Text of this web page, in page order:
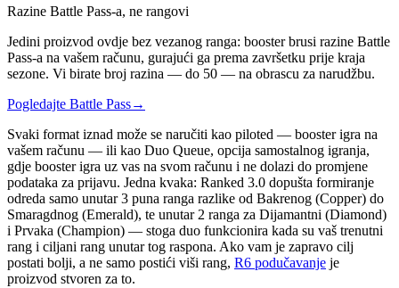
Razine Battle Pass-a, ne rangovi
Jedini proizvod ovdje bez vezanog ranga: booster brusi razine Battle
Pass-a na vašem računu, gurajući ga prema završetku prije kraja
sezone. Vi birate broj razina — do 50 — na obrascu za narudžbu.
Pogledajte Battle Pass→
Svaki format iznad može se naručiti kao piloted — booster igra na
vašem računu — ili kao Duo Queue, opcija samostalnog igranja,
gdje booster igra uz vas na svom računu i ne dolazi do promjene
podataka za prijavu. Jedna kvaka: Ranked 3.0 dopušta formiranje
odreda samo unutar 3 puna ranga razlike od Bakrenog (Copper) do
Smaragdnog (Emerald), te unutar 2 ranga za Dijamantni (Diamond)
i Prvaka (Champion) — stoga duo funkcionira kada su vaš trenutni
rang i ciljani rang unutar tog raspona. Ako vam je zapravo cilj
postati bolji, a ne samo postići viši rang, R6 podučavanje je
proizvod stvoren za to.